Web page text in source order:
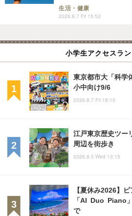
生活・健康
2026.8.7 Fri 15:52
小学生アクセスラ
東京都市大「科学
小中向け9/6
2026.8.7 Fri 18:15
江戸東京歴史ツー
周辺を街歩き
2026.8.5 Wed 13:15
【夏休み2026】
「AI Duo Piano
で